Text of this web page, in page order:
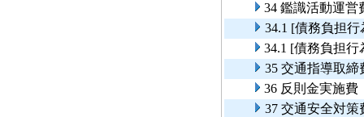
34 鑑識活動運営
34.1 [債務負担
34.1 [債務負担
35 交通指導取締
36 反則金実施費
37 交通安全対策